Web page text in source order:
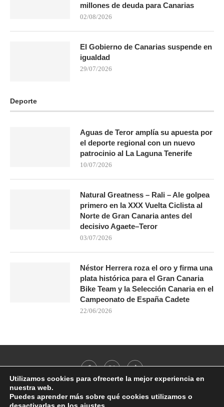
millones de deuda para Canarias
02/08/2026
El Gobierno de Canarias suspende en
igualdad
29/07/2026
Deporte
Aguas de Teror amplía su apuesta por
el deporte regional con un nuevo
patrocinio al La Laguna Tenerife
10/07/2026
Natural Greatness – Rali – Ale golpea
primero en la XXX Vuelta Ciclista al
Norte de Gran Canaria antes del
decisivo Agaete–Teror
03/07/2026
Néstor Herrera roza el oro y firma una
plata histórica para el Gran Canaria
Bike Team y la Selección Canaria en el
Campeonato de España Cadete
22/06/2026
@2021 - All Right Reserved. Designed and Developed by
Utilizamos cookies para ofrecerte la mejor experiencia en
nuestra web.
Puedes aprender más sobre qué cookies utilizamos o